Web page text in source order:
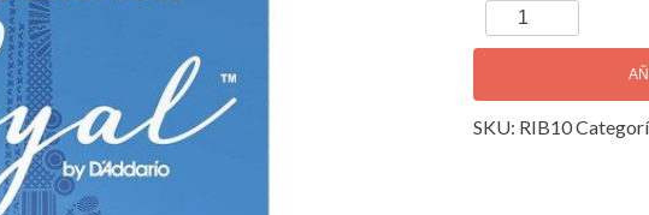
Daddario
Royal
Sax
Soprano
SKU: RIB10